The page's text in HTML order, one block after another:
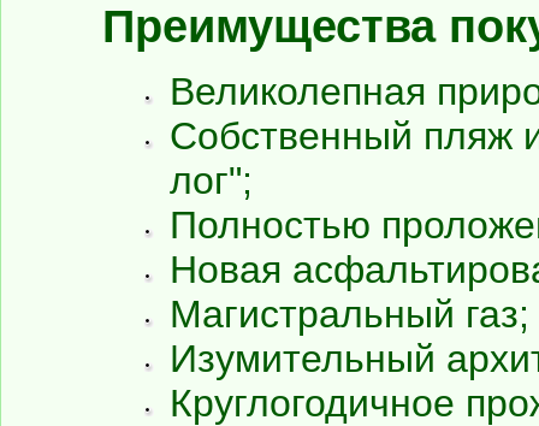
Преимущества
Великолепная
Собственный пляж
лог";
Полностью
Новая
Магистральный газ;
Изумительный
Круглогодичное